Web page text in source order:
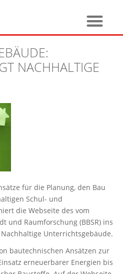
NACHHALTIGE
für die Planung, den Bau
Schul- und
die Webseite des vom
und Raumforschung (BBSR) ins
Unterrichtsgebäude.
bautechnischen Ansätzen zur
erneuerbarer Energien bis